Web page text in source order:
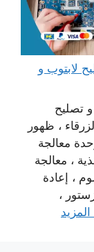
الصليبية 65511033 تصليح لابتوب و
تصليح
، ظهور
معالجة
، معالجة
، إعادة
،
المزيد